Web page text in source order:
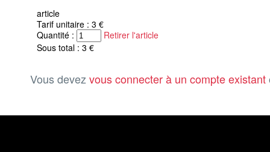
article
Tarif unitaire : 3 €
Quantité :
Retirer l'article
Sous total : 3 €
Vous devez vous connecter à un compte existant